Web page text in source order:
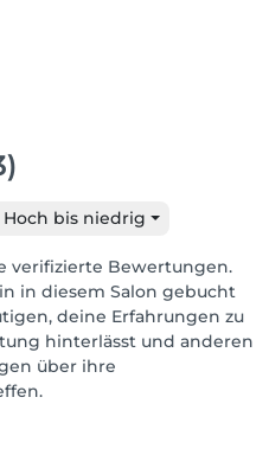
bis niedrig
verifizierte Bewertungen.
in diesem Salon gebucht
deine Erfahrungen zu
hinterlässt und anderen
über ihre